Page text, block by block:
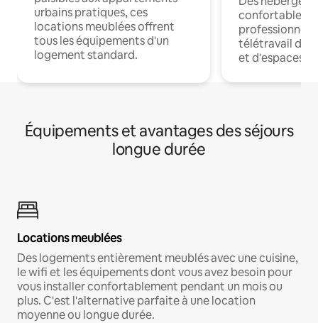
urbains pratiques, ces
locations meublées offrent
tous les équipements d'un
logement standard.
confortables
professionnels
télétravail
et d'espaces
Équipements et avantages des séjours
longue durée
Locations meublées
Des logements entièrement meublés avec une cuisine,
le wifi et les équipements dont vous avez besoin pour
vous installer confortablement pendant un mois ou
plus. C'est l'alternative parfaite à une location
moyenne ou longue durée.